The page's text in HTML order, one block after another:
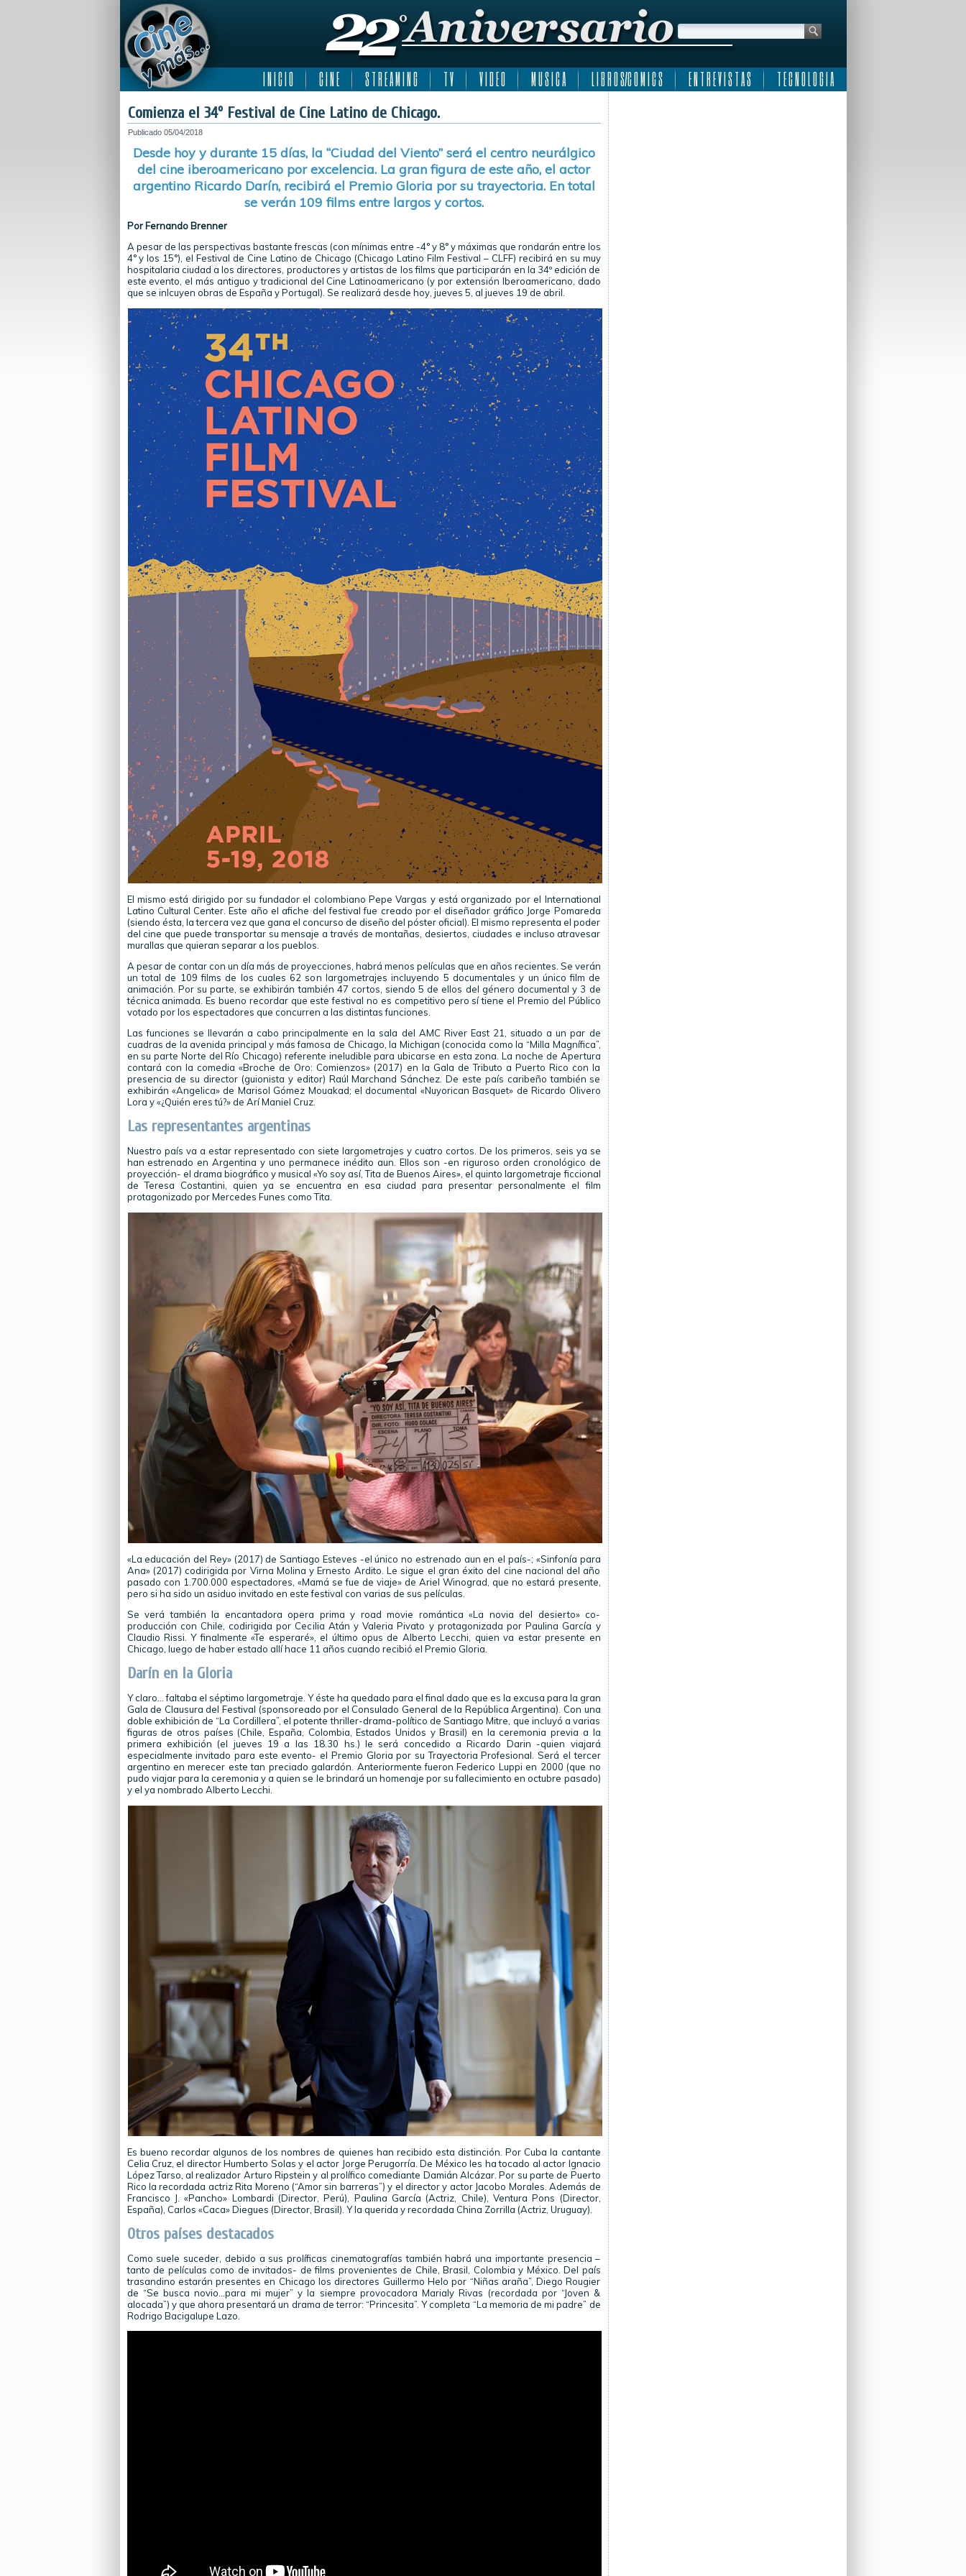
I N I C I O C I N E S T R E A M I N G T V V I D E O M U S I C A L I B R O S/C O M I C S E N T R E V I S T A S T E C N O L O G I A
Comienza el 34º Festival de Cine Latino de Chicago.
Publicado 05/04/2018
Desde hoy y durante 15 días, la “Ciudad del Viento” será el centro neurálgico
del cine iberoamericano por excelencia. La gran figura de este año, el actor
argentino Ricardo Darín, recibirá el Premio Gloria por su trayectoria. En total
se verán 109 films entre largos y cortos.
Por Fernando Brenner
A pesar de las perspectivas bastante frescas (con mínimas entre -4° y 8° y máximas que rondarán entre los
4° y los 15°), el Festival de Cine Latino de Chicago (Chicago Latino Film Festival – CLFF) recibirá en su muy
hospitalaria ciudad a los directores, productores y artistas de los films que participarán en la 34º edición de
este evento, el más antiguo y tradicional del Cine Latinoamericano (y por extensión Iberoamericano, dado
que se inlcuyen obras de España y Portugal). Se realizará desde hoy, jueves 5, al jueves 19 de abril.
El mismo está dirigido por su fundador el colombiano Pepe Vargas y está organizado por el International
Latino Cultural Center. Este año el afiche del festival fue creado por el diseñador gráfico Jorge Pomareda
(siendo ésta, la tercera vez que gana el concurso de diseño del póster oficial). El mismo representa el poder
del cine que puede transportar su mensaje a través de montañas, desiertos, ciudades e incluso atravesar
murallas que quieran separar a los pueblos.
A pesar de contar con un día más de proyecciones, habrá menos películas que en años recientes. Se verán
un total de 109 films de los cuales 62 son largometrajes incluyendo 5 documentales y un único film de
animación. Por su parte, se exhibirán también 47 cortos, siendo 5 de ellos del género documental y 3 de
técnica animada. Es bueno recordar que este festival no es competitivo pero sí tiene el Premio del Público
votado por los espectadores que concurren a las distintas funciones.
Las funciones se llevarán a cabo principalmente en la sala del AMC River East 21, situado a un par de
cuadras de la avenida principal y más famosa de Chicago, la Michigan (conocida como la “Milla Magnífica”,
en su parte Norte del Río Chicago) referente ineludible para ubicarse en esta zona. La noche de Apertura
contará con la comedia «Broche de Oro: Comienzos» (2017) en la Gala de Tributo a Puerto Rico con la
presencia de su director (guionista y editor) Raúl Marchand Sánchez. De este país caribeño también se
exhibirán «Angelica» de Marisol Gómez Mouakad; el documental «Nuyorican Basquet» de Ricardo Olivero
Lora y «¿Quién eres tú?» de Arí Maniel Cruz.
Las representantes argentinas
Nuestro país va a estar representado con siete largometrajes y cuatro cortos. De los primeros, seis ya se
han estrenado en Argentina y uno permanece inédito aun. Ellos son -en riguroso orden cronológico de
proyección- el drama biográfico y musical «Yo soy así, Tita de Buenos Aires», el quinto largometraje ficcional
de Teresa Costantini, quien ya se encuentra en esa ciudad para presentar personalmente el film
protagonizado por Mercedes Funes como Tita.
«La educación del Rey» (2017) de Santiago Esteves -el único no estrenado aun en el país-; «Sinfonía para
Ana» (2017) codirigida por Virna Molina y Ernesto Ardito. Le sigue el gran éxito del cine nacional del año
pasado con 1.700.000 espectadores, «Mamá se fue de viaje» de Ariel Winograd, que no estará presente,
pero si ha sido un asiduo invitado en este festival con varias de sus películas.
Se verá también la encantadora opera prima y road movie romántica «La novia del desierto» co-
producción con Chile, codirigida por Cecilia Atán y Valeria Pivato y protagonizada por Paulina García y
Claudio Rissi. Y finalmente «Te esperaré», el último opus de Alberto Lecchi, quien va estar presente en
Chicago, luego de haber estado allí hace 11 años cuando recibió el Premio Gloria.
Darín en la Gloria
Y claro… faltaba el séptimo largometraje. Y éste ha quedado para el final dado que es la excusa para la gran
Gala de Clausura del Festival (sponsoreado por el Consulado General de la República Argentina). Con una
doble exhibición de “La Cordillera”, el potente thriller-drama-político de Santiago Mitre, que incluyó a varias
figuras de otros países (Chile, España, Colombia, Estados Unidos y Brasil) en la ceremonia previa a la
primera exhibición (el jueves 19 a las 18.30 hs.) le será concedido a Ricardo Darin -quien viajará
especialmente invitado para este evento- el Premio Gloria por su Trayectoria Profesional. Será el tercer
argentino en merecer este tan preciado galardón. Anteriormente fueron Federico Luppi en 2000 (que no
pudo viajar para la ceremonia y a quien se le brindará un homenaje por su fallecimiento en octubre pasado)
y el ya nombrado Alberto Lecchi.
Es bueno recordar algunos de los nombres de quienes han recibido esta distinción. Por Cuba la cantante
Celia Cruz, el director Humberto Solas y el actor Jorge Perugorría. De México les ha tocado al actor Ignacio
López Tarso, al realizador Arturo Ripstein y al prolífico comediante Damián Alcázar. Por su parte de Puerto
Rico la recordada actriz Rita Moreno (“Amor sin barreras”) y el director y actor Jacobo Morales. Además de
Francisco J. «Pancho» Lombardi (Director, Perú), Paulina García (Actriz, Chile), Ventura Pons (Director,
España), Carlos «Caca» Diegues (Director, Brasil). Y la querida y recordada China Zorrilla (Actriz, Uruguay).
Otros países destacados
Como suele suceder, debido a sus prolíficas cinematografías también habrá una importante presencia –
tanto de películas como de invitados- de films provenientes de Chile, Brasil, Colombia y México. Del país
trasandino estarán presentes en Chicago los directores Guillermo Helo por “Niñas araña”, Diego Rougier
de “Se busca novio…para mi mujer” y la siempre provocadora Marialy Rivas (recordada por “Joven &
alocada”) y que ahora presentará un drama de terror: “Princesita”. Y completa “La memoria de mi padre” de
Rodrigo Bacigalupe Lazo.